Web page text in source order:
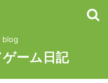
blog
ーム日記